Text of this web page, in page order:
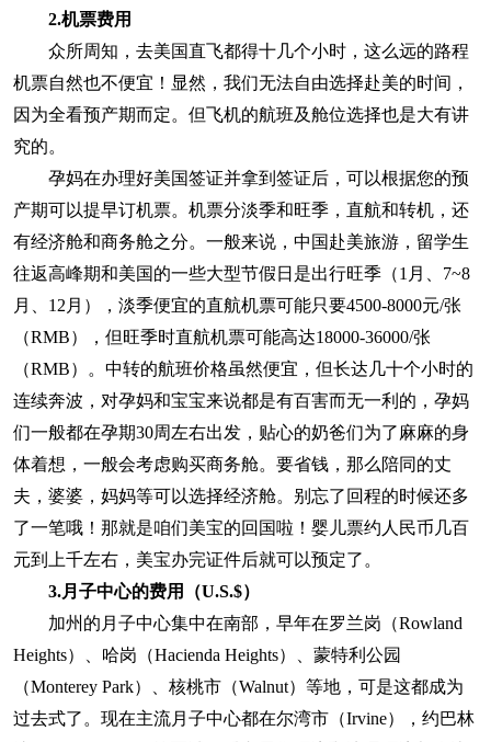
2.机票费用
众所周知，去美国直飞都得十几个小时，这么远的路程
机票自然也不便宜！显然，我们无法自由选择赴美的时间，
因为全看预产期而定。但飞机的航班及舱位选择也是大有讲
究的。
孕妈在办理好美国签证并拿到签证后，可以根据您的预
产期可以提早订机票。机票分淡季和旺季，直航和转机，还
有经济舱和商务舱之分。一般来说，中国赴美旅游，留学生
往返高峰期和美国的一些大型节假日是出行旺季（1月、7~8
月、12月），淡季便宜的直航机票可能只要4500-8000元/张
（RMB），但旺季时直航机票可能高达18000-36000/张
（RMB）。中转的航班价格虽然便宜，但长达几十个小时的
连续奔波，对孕妈和宝宝来说都是有百害而无一利的，孕妈
们一般都在孕期30周左右出发，贴心的奶爸们为了麻麻的身
体着想，一般会考虑购买商务舱。要省钱，那么陪同的丈
夫，婆婆，妈妈等可以选择经济舱。别忘了回程的时候还多
了一笔哦！那就是咱们美宝的回国啦！婴儿票约人民币几百
元到上千左右，美宝办完证件后就可以预定了。
3.月子中心的费用（U.S.$）
加州的月子中心集中在南部，早年在罗兰岗（Rowland
Heights）、哈岗（Hacienda Heights）、蒙特利公园
（Monterey Park）、核桃市（Walnut）等地，可是这都成为
过去式了。现在主流月子中心都在尔湾市（Irvine），约巴林